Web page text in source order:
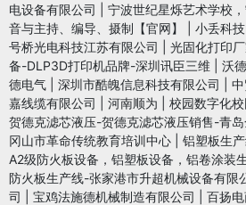
电设备有限公司
宁波世纪星烁艺术学校
音与主持、编导、摄制【官网】
小丢科
号桥光电科技江苏有限公司
光固化打印
备-DLP3D打印机品牌-深圳讯臣三维
沃
德电气
深圳市酷魄信息科技有限公司
嘉线缆有限公司
河南顺为 校园数字化
贺德克滤芯液压-贺德克滤芯液压销售-青
冈山市革命传统教育培训中心
铝塑板生
A2级防火板设备，铝塑板设备，铝卷涂装
防火板生产线-张家港市升超机械设备有限
司
宝鸡法施德机械制造有限公司 百扬